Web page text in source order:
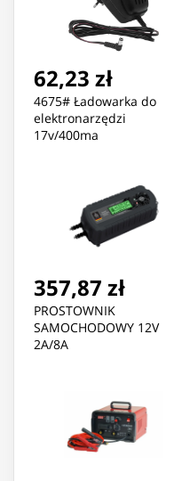
62,23 zł
4675# Ładowarka do
elektronarzędzi
17v/400ma
357,87 zł
PROSTOWNIK
SAMOCHODOWY 12V
2A/8A